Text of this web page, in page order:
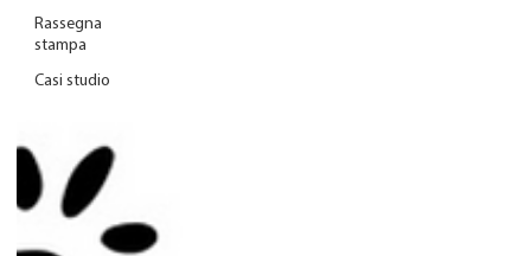
Rassegna
stampa
Casi studio